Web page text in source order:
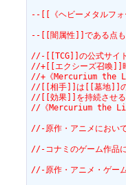
--[[《ヘビーメタルフ
--[[闇属性]]である点も
//-[[TCG]]の公式サイト
//+[[エクシーズ召喚]]
//+《Mercurium the
//[[相手]]は[[墓地]]の
//[[効果]]を持続させ
//《Mercurium the
//-原作・アニメにおい
//-コナミのゲーム作品
//-原作・アニメ・ゲー